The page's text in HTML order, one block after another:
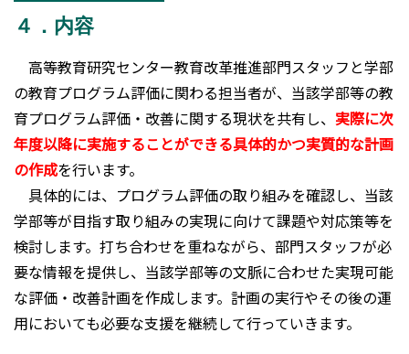
４．内容
高等教育研究センター教育改革推進部門スタッフと学部
の教育プログラム評価に関わる担当者が、当該学部等の教
育プログラム評価・改善に関する現状を共有し、 実際に次
年度以降に実施することができる具体的かつ実質的な計画
の作成を行います。
具体的には、プログラム評価の取り組みを確認し、当該
学部等が目指す取り組みの実現に向けて課題や対応策等を
検討します。打ち合わせを重ねながら、部門スタッフが必
要な情報を提供し、当該学部等の文脈に合わせた実現可能
な評価・改善計画を作成します。計画の実行やその後の運
用においても必要な支援を継続して行っていきます。